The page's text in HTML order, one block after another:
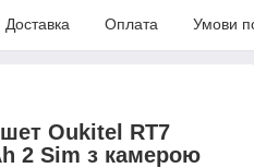
Доставка Оплата Умови
Oukitel RT7
2 Sim з камерою